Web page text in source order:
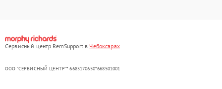
Сервисный центр RemSupport в Чебоксарах
ООО "СЕРВИСНЫЙ ЦЕНТР"* 6685170650*668501001